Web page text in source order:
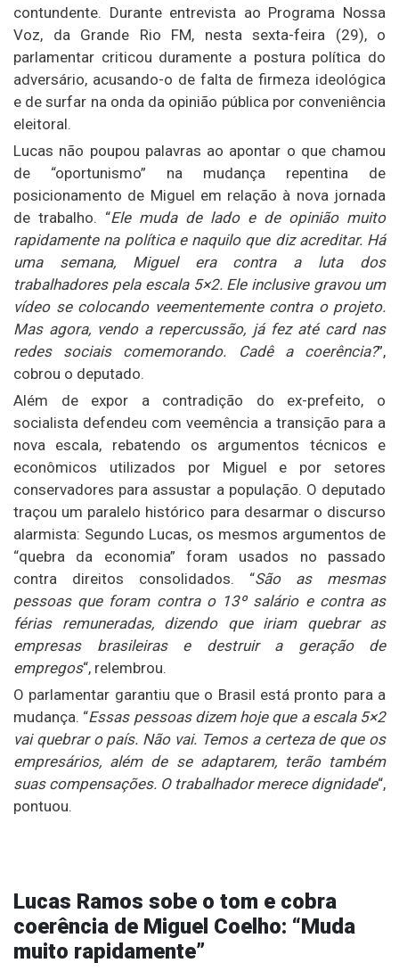
contundente. Durante entrevista ao Programa Nossa
Voz, da Grande Rio FM, nesta sexta-feira (29), o
parlamentar criticou duramente a postura política do
adversário, acusando-o de falta de firmeza ideológica
e de surfar na onda da opinião pública por conveniência
eleitoral.
Lucas não poupou palavras ao apontar o que chamou
de “oportunismo” na mudança repentina de
posicionamento de Miguel em relação à nova jornada
de trabalho. “Ele muda de lado e de opinião muito
rapidamente na política e naquilo que diz acreditar. Há
uma semana, Miguel era contra a luta dos
trabalhadores pela escala 5×2. Ele inclusive gravou um
vídeo se colocando veementemente contra o projeto.
Mas agora, vendo a repercussão, já fez até card nas
redes sociais comemorando. Cadê a coerência?”,
cobrou o deputado.
Além de expor a contradição do ex-prefeito, o
socialista defendeu com veemência a transição para a
nova escala, rebatendo os argumentos técnicos e
econômicos utilizados por Miguel e por setores
conservadores para assustar a população. O deputado
traçou um paralelo histórico para desarmar o discurso
alarmista: Segundo Lucas, os mesmos argumentos de
“quebra da economia” foram usados no passado
contra direitos consolidados. “São as mesmas
pessoas que foram contra o 13º salário e contra as
férias remuneradas, dizendo que iriam quebrar as
empresas brasileiras e destruir a geração de
empregos“, relembrou.
O parlamentar garantiu que o Brasil está pronto para a
mudança. “Essas pessoas dizem hoje que a escala 5×2
vai quebrar o país. Não vai. Temos a certeza de que os
empresários, além de se adaptarem, terão também
suas compensações. O trabalhador merece dignidade“,
pontuou.
Lucas Ramos sobe o tom e cobra
coerência de Miguel Coelho: “Muda
muito rapidamente”